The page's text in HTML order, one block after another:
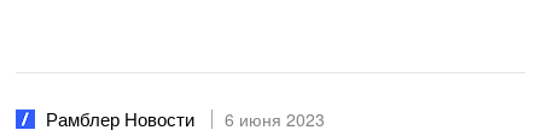
Рамблер Новости‎ 6 июня 2023